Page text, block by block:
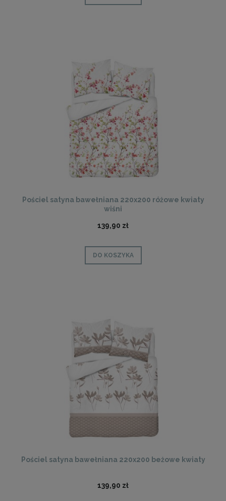
Pościel satyna bawełniana 220x200 różowe kwiaty
wiśni
139,90 zł
DO KOSZYKA
Pościel satyna bawełniana 220x200 beżowe kwiaty
139,90 zł